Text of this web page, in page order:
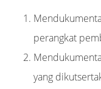
perangkat
yang